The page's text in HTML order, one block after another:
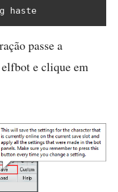
haste
passe a
e clique em